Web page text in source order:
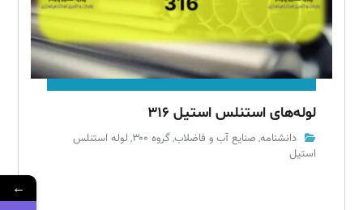
لوله‌های استنلس استیل ۳۱۶
دانشنامه, صنایع آب و فاضلاب,گروه ۳۰۰ , لوله استنلس
استیل
←